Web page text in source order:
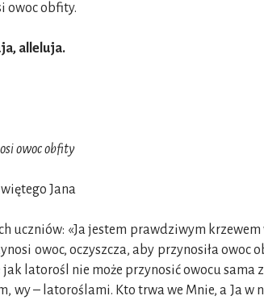
owoc obfity.
alleluja.
owoc obfity
Jana
uczniów: «Ja jestem prawdziwym
owoc, oczyszcza, aby przynosiła owoc
latorośl nie może przynosić owocu
wy – latoroślami. Kto trwa we Mnie, a Ja